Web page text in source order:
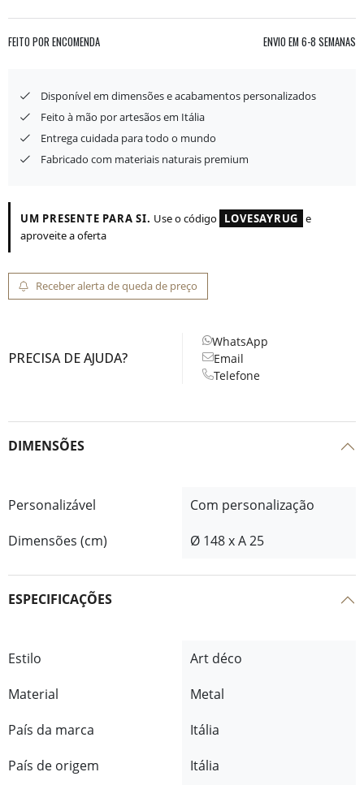
FEITO POR ENCOMENDA ENVIO EM 6-8 SEMANAS
Disponível em dimensões e acabamentos personalizados
Feito à mão por artesãos em Itália
Entrega cuidada para todo o mundo
Fabricado com materiais naturais premium
UM PRESENTE PARA SI. Use o código LOVESAYRUG e
aproveite a oferta
Receber alerta de queda de preço
PRECISA DE AJUDA?
WhatsApp
Email
Telefone
DIMENSÕES
Personalizável
Com personalização
Dimensões (cm)
Ø 148 x A 25
ESPECIFICAÇÕES
Estilo
Art déco
Material
Metal
País da marca
Itália
País de origem
Itália